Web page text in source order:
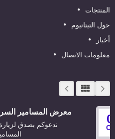
المنتجات
حول التيتانيوم
أخبار
معلومات الاتصال
معرض المسامير السريعة
ندعوكم بصدق